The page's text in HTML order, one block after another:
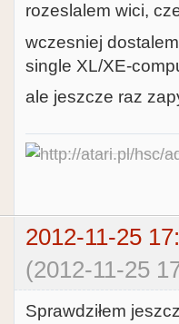
rozeslalem wici,
wczesniej
single XL/XE-
ale jeszcze raz
2012-11-25
(2012-11-25
Sprawdziłem